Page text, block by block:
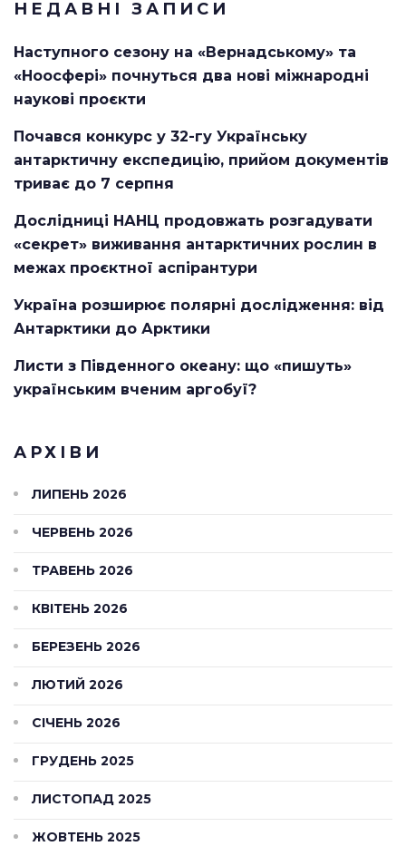
НЕДАВНІ ЗАПИСИ
Наступного сезону на «Вернадському» та
«Ноосфері» почнуться два нові міжнародні
наукові проєкти
Почався конкурс у 32-гу Українську
антарктичну експедицію, прийом документів
триває до 7 серпня
Дослідниці НАНЦ продовжать розгадувати
«секрет» виживання антарктичних рослин в
межах проєктної аспірантури
Україна розширює полярні дослідження: від
Антарктики до Арктики
Листи з Південного океану: що «пишуть»
українським вченим аргобуї?
АРХІВИ
ЛИПЕНЬ 2026
ЧЕРВЕНЬ 2026
ТРАВЕНЬ 2026
КВІТЕНЬ 2026
БЕРЕЗЕНЬ 2026
ЛЮТИЙ 2026
СІЧЕНЬ 2026
ГРУДЕНЬ 2025
ЛИСТОПАД 2025
ЖОВТЕНЬ 2025